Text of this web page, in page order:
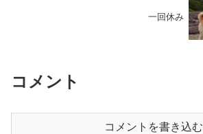
一回休み
コメント
コメントを書き込む